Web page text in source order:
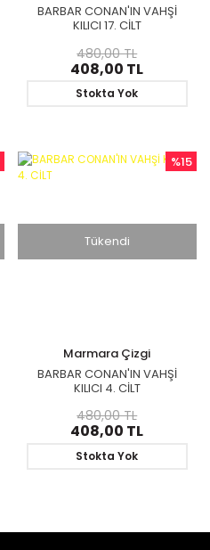
BARBAR CONAN'IN VAHŞİ
KILICI 17. CİLT
408,00 TL
480,00 TL
Stokta Yok
%15
Tükendi
Marmara Çizgi
BARBAR CONAN'IN VAHŞİ
KILICI 4. CİLT
408,00 TL
480,00 TL
Stokta Yok